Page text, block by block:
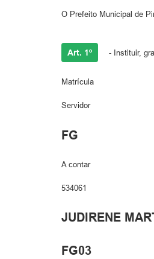
O Prefeito Municipal de
Art. 1º - Instituir,
Matrícula
Servidor
FG
A contar
534061
JUDIRENE
FG03